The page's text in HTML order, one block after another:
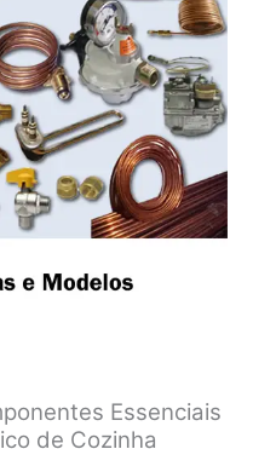
Essenciais
de Cozinha